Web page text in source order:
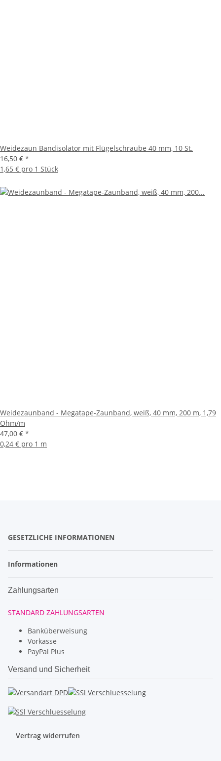
Weidezaun Bandisolator mit Flügelschraube 40 mm, 10 St.
16,50 € *
1,65 € pro 1 Stück
Weidezaunband - Megatape-Zaunband, weiß, 40 mm, 200 m, 1,79
Ohm/m
47,00 € *
0,24 € pro 1 m
GESETZLICHE INFORMATIONEN
Informationen
Zahlungsarten
STANDARD ZAHLUNGSARTEN
Banküberweisung
Vorkasse
PayPal Plus
Versand und Sicherheit
Vertrag widerrufen